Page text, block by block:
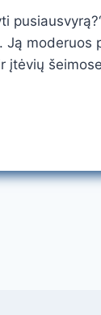
moderuos
įtėvių